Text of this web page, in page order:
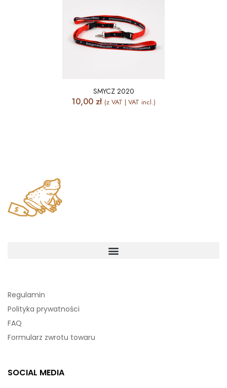
SMYCZ 2020
10,00 zł (z VAT | VAT incl.)
Regulamin
Polityka prywatności
FAQ
Formularz zwrotu towaru
SOCIAL MEDIA